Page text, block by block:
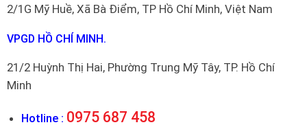
2/1G Mỹ Huề, Xã Bà Điểm, TP Hồ Chí Minh, Việt Nam
VPGD HỒ CHÍ MINH.
21/2 Huỳnh Thị Hai, Phường Trung Mỹ Tây, TP. Hồ Chí
Minh
Hotline : 0975 687 458